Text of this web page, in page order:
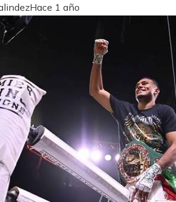
Hace 1 año